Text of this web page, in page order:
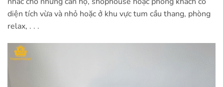
diện tích vừa và nhỏ hoặc ở khu vực tum cầu thang, phòng
relax, . . .